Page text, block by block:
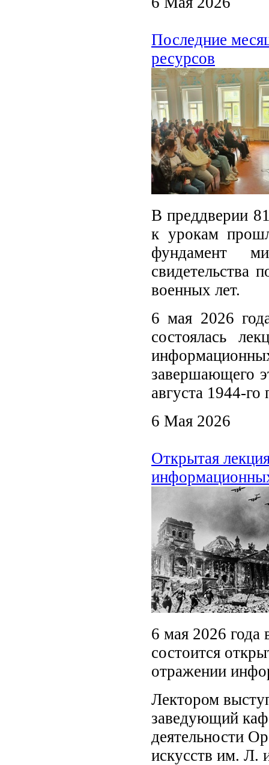
Последние
ресурсов
В преддверии
к урокам
фундамент
свидетельства
военных лет.
6 мая 2026
состоялась
завершающего
августа 1944-
6 Мая 2026
Открытая
6 мая 2026 года
состоится
отражении
Лектором
заведующий
деятельности
искусств им. Л.